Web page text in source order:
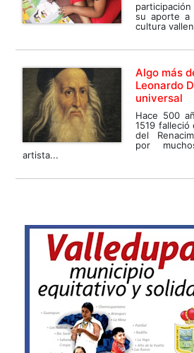
su aporte a
cultura
Algo más
Leonardo
universal
Hace 500
1519 falleció
del
por
artista...